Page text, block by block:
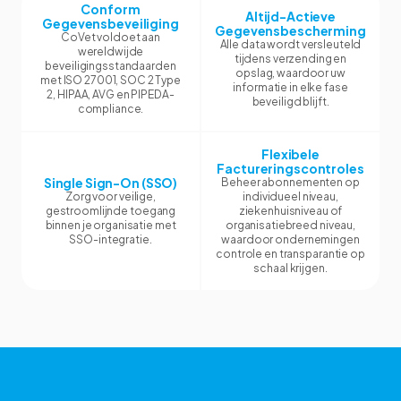
Conform
Gegevensbeveiliging
CoVet voldoet aan
wereldwijde
beveiligingsstandaarden
met ISO 27001, SOC 2 Type
2, HIPAA, AVG en PIPEDA-
compliance.
Altijd-Actieve
Gegevensbescherming
Alle data wordt versleuteld
tijdens verzending en
opslag, waardoor uw
informatie in elke fase
beveiligd blijft.
Single Sign-On (SSO)
Zorg voor veilige,
gestroomlijnde toegang
binnen je organisatie met
SSO-integratie.
Flexibele
Factureringscontroles
Beheer abonnementen op
individueel niveau,
ziekenhuisniveau of
organisatiebreed niveau,
waardoor ondernemingen
controle en transparantie op
schaal krijgen.